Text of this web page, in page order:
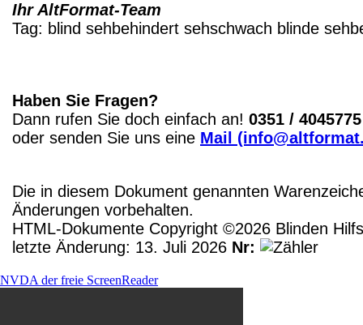
Ihr AltFormat-Team
Tag: blind sehbehindert sehschwach blinde
Haben Sie Fragen?
Dann rufen Sie doch einfach an! 0351 / 4045775
oder senden Sie uns eine Mail
Die in diesem Dokument genannten
Änderungen vorbehalten.
HTML-Dokumente Copyright ©2026 Blinden
letzte Änderung: 13. Juli 2026 Nr:
NVDA der freie ScreenReader